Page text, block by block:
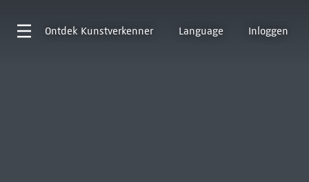
Ontdek Kunstverkenner Language Inloggen